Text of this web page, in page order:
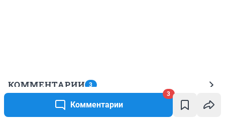
Комментарии
3
КОММЕНТАРИИ 3
6 декабря 2024, 20:52